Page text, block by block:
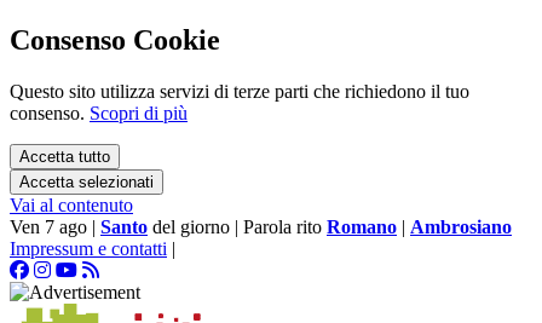
Consenso Cookie
Questo sito utilizza servizi di terze parti che richiedono il tuo
consenso. Scopri di più
Accetta tutto
Accetta selezionati
Vai al contenuto
Ven 7 ago | Santo del giorno | Parola rito Romano | Ambrosiano
Impressum e contatti |